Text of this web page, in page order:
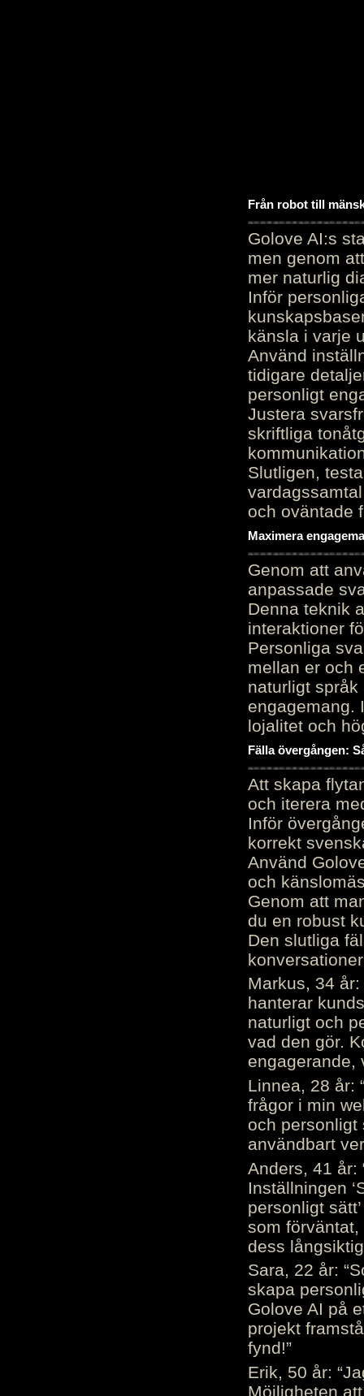
Från robot till
Golove AI:s
men genom
mer naturlig
Inför
känsla i varje
Använd
tidigare
personligt
Justera
skriftliga
Slutligen,
och oväntade
Maximera
Genom att
anpassade
Denna teknik
interaktioner
Personliga
mellan er och
naturligt
engagemang.
lojalitet och
Fälla övergången:
Att skapa
och iterera
Inför
korrekt
Använd
och
Genom att
du en robust
Den slutliga
Markus, 34
hanterar
naturligt och
vad den gör.
engagerande,
Linnea, 28 år:
frågor i min
och personligt
användbart
Anders, 41 år:
Inställningen
personligt
som
dess
Sara, 22 år:
skapa
Golove AI på
projekt
fynd!”
Erik, 50 år:
Möjligheten